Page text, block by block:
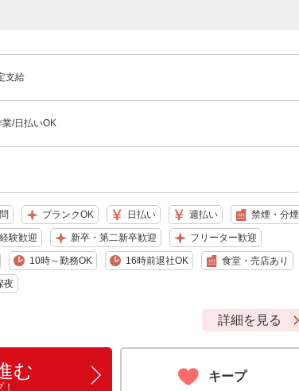
支給
/日払いOK
ブランクOK 日払い 週払い 禁煙・分煙
験歓迎 新卒・第二新卒歓迎 フリーター歓迎
10時～勤務OK 16時前退社OK 食堂・売店あり
夜
詳細を見る
む キープ